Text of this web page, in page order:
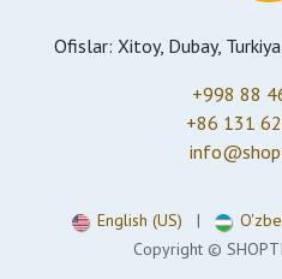
Ofislar: Xitoy, Dubay,
+998 88
+86 131
Copyright ©
English (US) |